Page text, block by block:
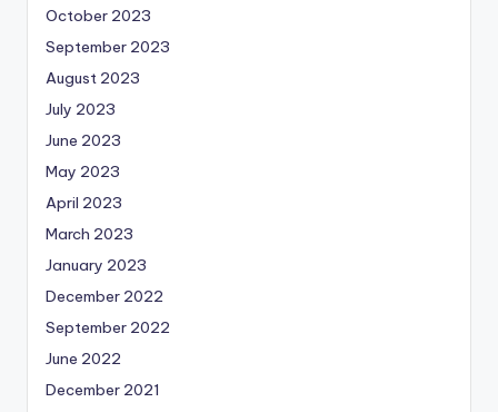
October 2023
September 2023
August 2023
July 2023
June 2023
May 2023
April 2023
March 2023
January 2023
December 2022
September 2022
June 2022
December 2021